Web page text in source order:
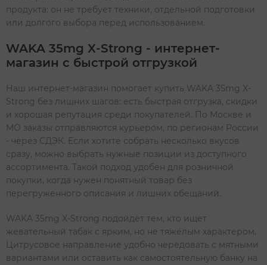
продукта: он не требует техники, отдельной подготовки
или долгого выбора перед использованием.
WAKA 35mg X-Strong - интернет-
магазин с быстрой отгрузкой
Наш интернет-магазин помогает купить WAKA 35mg X-
Strong без лишних шагов: есть быстрая отгрузка, скидки
и хорошая репутация среди покупателей. По Москве и
МО заказы отправляются курьером, по регионам России
- через СДЭК. Если хотите собрать несколько вкусов
сразу, можно выбрать нужные позиции из доступного
ассортимента. Такой подход удобен для розничной
покупки, когда нужен понятный товар без
перегруженного описания и лишних обещаний.
WAKA 35mg X-Strong подойдёт тем, кто ищет
жевательный табак с ярким, но не тяжёлым характером.
Цитрусовое направление удобно чередовать с мятными
вариантами или оставить как самостоятельную банку на